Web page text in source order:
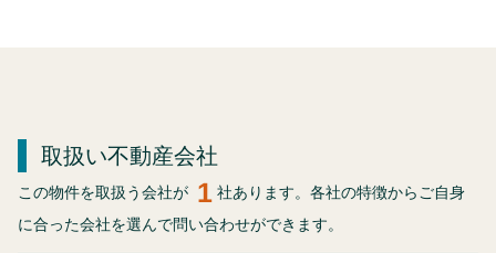
取扱い不動産会社
この物件を取扱う会社が 1 社あります。各社の特徴からご自身
に合った会社を選んで問い合わせができます。